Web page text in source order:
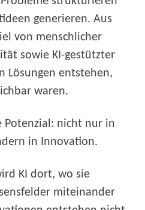
generieren. Aus
von menschlicher
sowie KI-gestützter
Lösungen entstehen,
waren.
Potenzial: nicht nur in
in Innovation.
KI dort, wo sie
miteinander